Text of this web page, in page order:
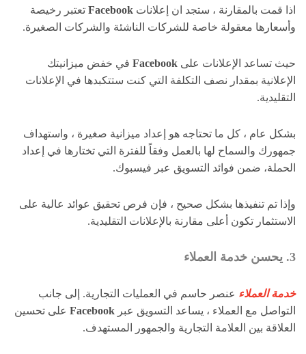
اذا قمت بالمقارنة ، ستجد ان إعلانات Facebook تعتبر رخيصة
وأسعارها معقولة خاصة للشركات الناشئة والشركات الصغيرة.
حيث تساعد الإعلانات على Facebook في خفض ميزانيتك
الإعلانية بمقدار نصف التكلفة التي كنت ستتكبدها في الإعلانات
التقليدية.
بشكل عام ، كل ما تحتاجه هو إعداد ميزانية صغيرة ، واستهداف
جمهورك والسماح لها بالعمل وفقاً للفترة التي تختارها في إعداد
الحملة، ضمن فوائد التسويق عبر فيسبوك.
وإذا تم تنفيذها بشكل صحيح ، فإن فرص تحقيق عوائد عالية على
الاستثمار تكون أعلى مقارنة بالإعلانات التقليدية.
3. يحسن خدمة العملاء
خدمة العملاء عنصر حاسم في العمليات التجارية. إلى جانب
التواصل مع العملاء ، يساعد التسويق عبر Facebook على تحسين
العلاقة بين العلامة التجارية والجمهور المستهدف.